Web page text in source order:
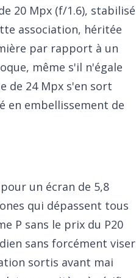
20 Mpx (f/1.6), stabilisé
association, héritée
par rapport à un
même s'il n'égale
de 24 Mpx s'en sort
en embellissement de
un écran de 5,8
qui dépassent tous
P sans le prix du P20
sans forcément viser
sortis avant mai